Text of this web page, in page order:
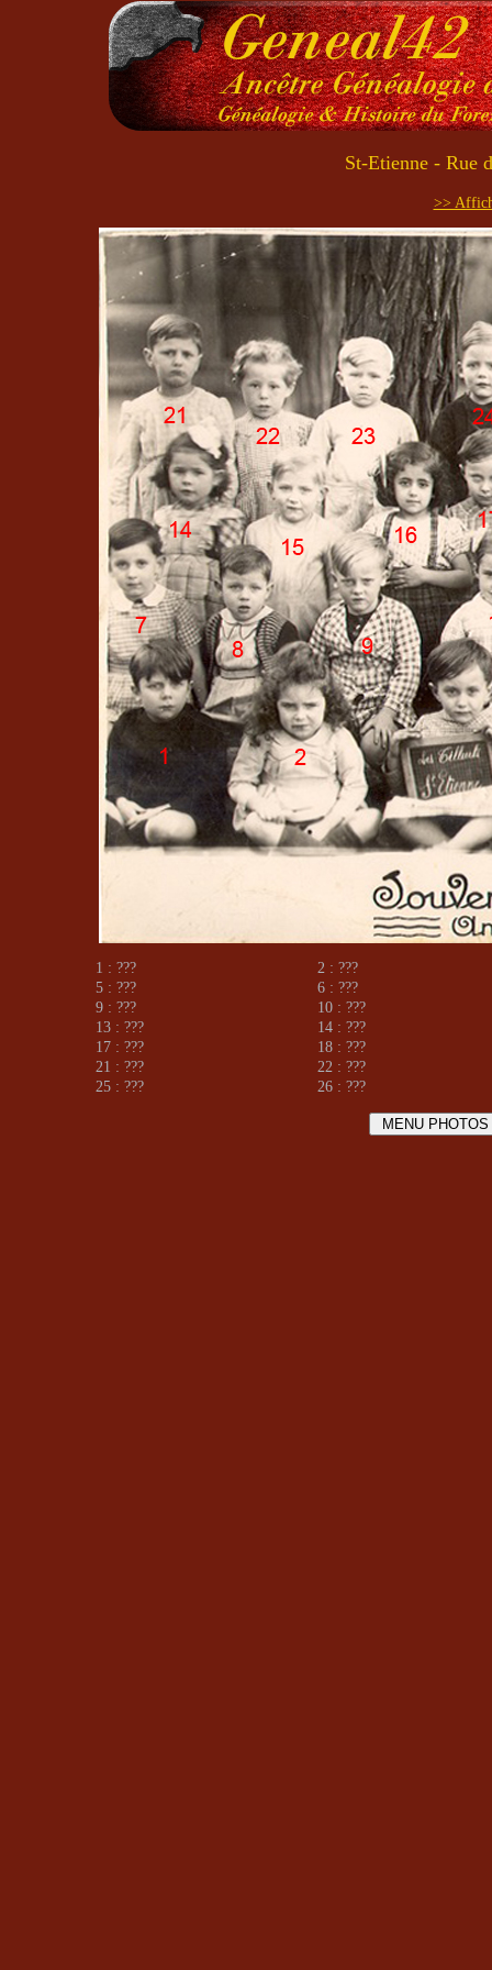
St-Etienne - Rue
>>
1 : ???
2 : ???
5 : ???
6 : ???
9 : ???
10 : ???
13 : ???
14 : ???
17 : ???
18 : ???
21 : ???
22 : ???
25 : ???
26 : ???